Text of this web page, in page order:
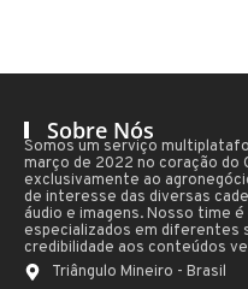
Sobre Nós
Somos um serviço
março de 2022 no coração do
exclusivamente ao
de interesse das diversas
áudio e imagens. Nosso time
especializados em diferentes
credibilidade aos conteúdos
Triângulo Mineiro - Brasil